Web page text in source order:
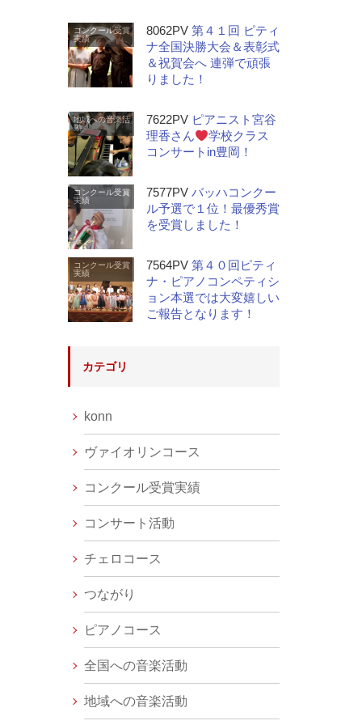
コンクール受賞
実績
8062PV 第４１回 ピティ
ナ全国決勝大会＆表彰式
＆祝賀会へ 連弾で頑張
りました！
地域への音楽活
動
7622PV ピアニスト宮谷
理香さん
学校クラス
コンサートin豊岡！
コンクール受賞
実績
7577PV バッハコンクー
ル予選で１位！最優秀賞
を受賞しました！
コンクール受賞
実績
7564PV 第４０回ピティ
ナ・ピアノコンペティシ
ョン本選では大変嬉しい
ご報告となります！
カテゴリ
konn
ヴァイオリンコース
コンクール受賞実績
コンサート活動
チェロコース
つながり
ピアノコース
全国への音楽活動
地域への音楽活動